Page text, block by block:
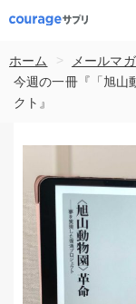
ホーム > メールマ
今週の一冊『「旭山
クト』